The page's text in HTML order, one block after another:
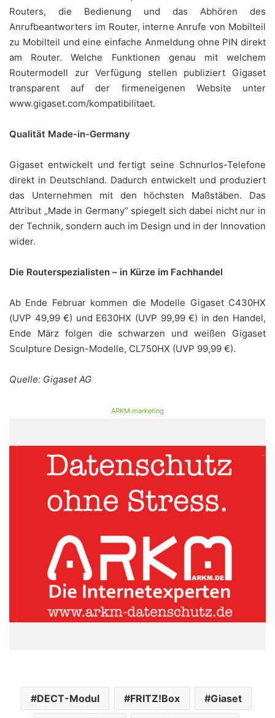
Routers, die Bedienung und das Abhören des
Anrufbeantworters im Router, interne Anrufe von Mobilteil
zu Mobilteil und eine einfache Anmeldung ohne PIN direkt
am Router. Welche Funktionen genau mit welchem
Routermodell zur Verfügung stellen publiziert Gigaset
transparent auf der firmeneigenen Website unter
www.gigaset.com/kompatibilitaet.
Qualität Made-in-Germany
Gigaset entwickelt und fertigt seine Schnurlos-Telefone
direkt in Deutschland. Dadurch entwickelt und produziert
das Unternehmen mit den höchsten Maßstäben. Das
Attribut „Made in Germany“ spiegelt sich dabei nicht nur in
der Technik, sondern auch im Design und in der Innovation
wider.
Die Routerspezialisten – in Kürze im Fachhandel
Ab Ende Februar kommen die Modelle Gigaset C430HX
(UVP 49,99 €) und E630HX (UVP 99,99 €) in den Handel,
Ende März folgen die schwarzen und weißen Gigaset
Sculpture Design-Modelle, CL750HX (UVP 99,99 €).
Quelle: Gigaset AG
ARKM.marketing
DECT-Modul FRITZ!Box Giaset